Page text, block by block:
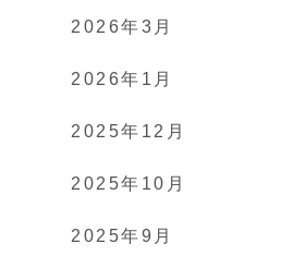
2026年3月
2026年1月
2025年12月
2025年10月
2025年9月